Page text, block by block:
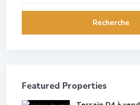
Recherche
Featured Properties